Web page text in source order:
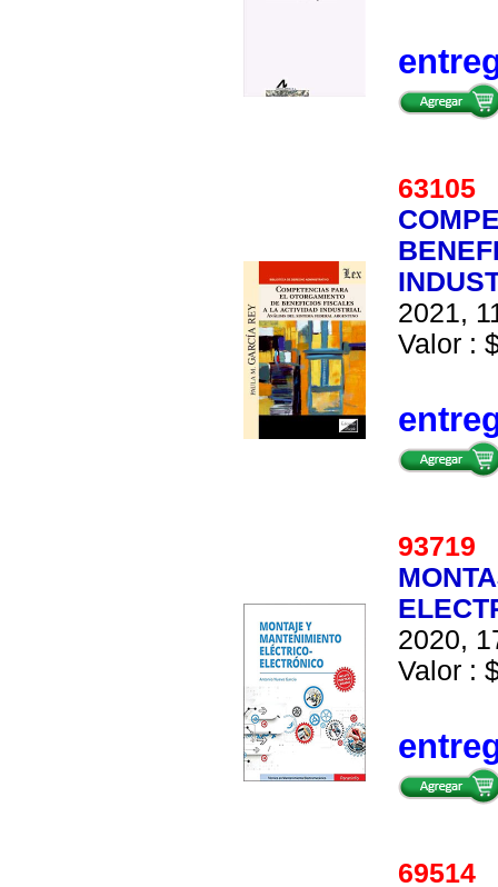
63105
2021,
Valor :
93719
2020,
Valor :
69514